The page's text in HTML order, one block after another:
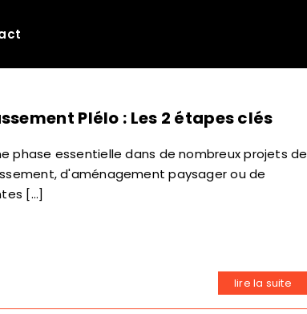
Plélo : Les 2 étapes clés
phase essentielle dans de nombreux projets de
d'aménagement paysager ou de
[...]
lire la suite